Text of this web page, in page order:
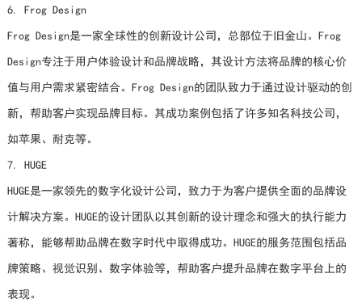
6. Frog Design
Frog Design是一家全球性的创新设计公司，总部位于旧金山。Frog
Design专注于用户体验设计和品牌战略，其设计方法将品牌的核心价
值与用户需求紧密结合。Frog Design的团队致力于通过设计驱动的创
新，帮助客户实现品牌目标。其成功案例包括了许多知名科技公司，
如苹果、耐克等。
7. HUGE
HUGE是一家领先的数字化设计公司，致力于为客户提供全面的品牌设
计解决方案。HUGE的设计团队以其创新的设计理念和强大的执行能力
著称，能够帮助品牌在数字时代中取得成功。HUGE的服务范围包括品
牌策略、视觉识别、数字体验等，帮助客户提升品牌在数字平台上的
表现。